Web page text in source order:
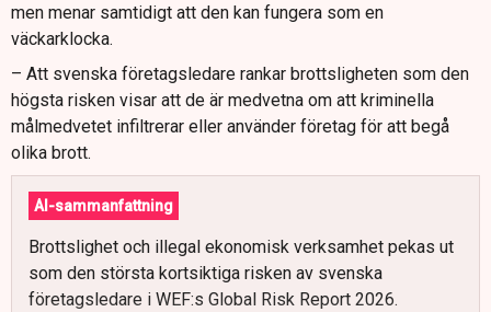
men menar samtidigt att den kan fungera som en
väckarklocka.
– Att svenska företagsledare rankar brottsligheten som den
högsta risken visar att de är medvetna om att kriminella
målmedvetet infiltrerar eller använder företag för att begå
olika brott.
AI-sammanfattning
Brottslighet och illegal ekonomisk verksamhet pekas ut
som den största kortsiktiga risken av svenska
företagsledare i WEF:s Global Risk Report 2026.